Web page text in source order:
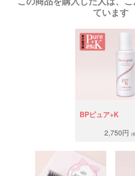
ています
BPピュア+K
2,750円(